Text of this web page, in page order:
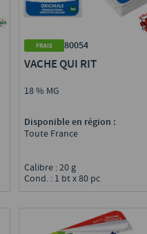
80054
VACHE QUI RIT
18 % MG
Disponible en région :
Toute France
Calibre : 20 g
Cond. : 1 bt x 80 pc